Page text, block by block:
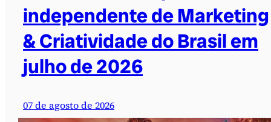
independente de Marketing
& Criatividade do Brasil em
julho de 2026
07 de agosto de 2026